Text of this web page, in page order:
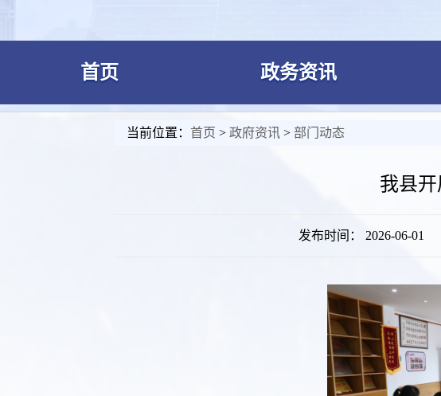
首页 政务资讯
当前位置： 首页 > 政府资讯 > 部门动态
我县
发布时间： 2026-06-01